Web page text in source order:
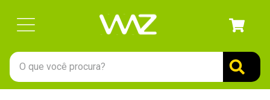
O que você procura?